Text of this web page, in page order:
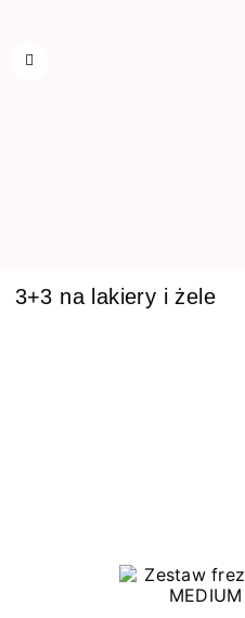
3+3 na lakiery i żele